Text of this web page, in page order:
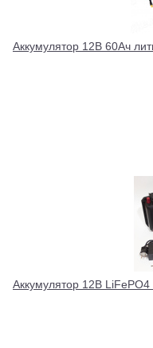
Аккумулятор 12В 60Ач
Аккумулятор 12В